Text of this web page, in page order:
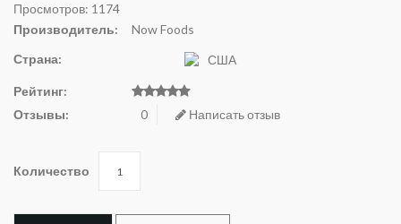
Просмотров: 1174
Производитель:
Now Foods
Страна:
США
Рейтинг:
Отзывы:
0 Написать отзыв
Количество